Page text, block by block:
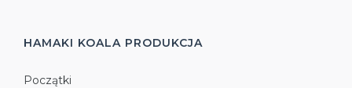
HAMAKI KOALA PRODUKCJA
Początki